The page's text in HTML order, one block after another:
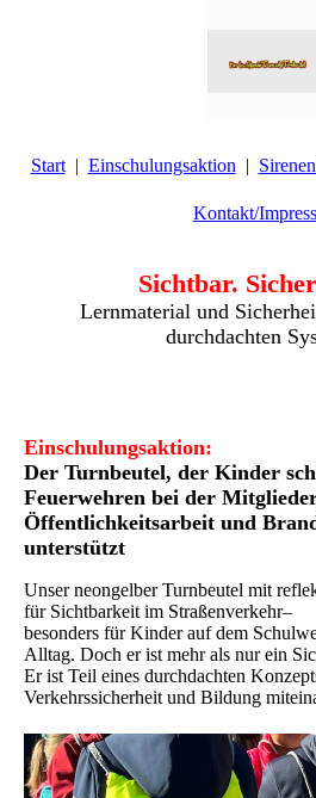
Start Einschulungsaktion
Kontakt/
Sichtbar.
Lernmaterial und
durchdachten
Einschulungsaktion:
Der Turnbeutel, der Kinder
Feuerwehren bei der
Öffentlichkeitsarbeit und
unterstützt
Unser neongelber Turnbeutel mit
für Sichtbarkeit im Straßenverkehr–
besonders für Kinder auf dem
Alltag. Doch er ist mehr als nur ein
Er ist Teil eines durchdachten
Verkehrssicherheit und Bildung